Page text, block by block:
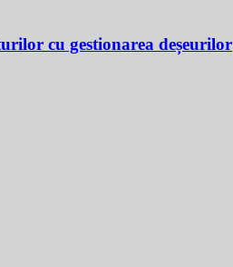
cu gestionarea deșeurilor